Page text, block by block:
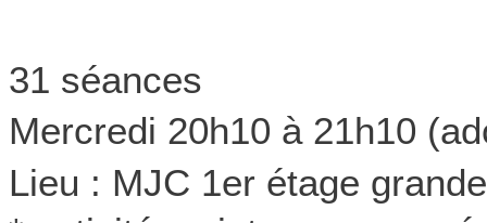
31 séances
Mercredi 20h10 à 21h10
Lieu : MJC 1er étage